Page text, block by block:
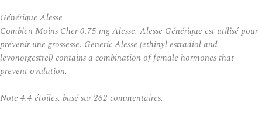
Générique Alesse
Combien Moins Cher 0.75 mg Alesse. Alesse Générique est utilisé pour
prévenir une grossesse. Generic Alesse (ethinyl estradiol and
levonorgestrel) contains a combination of female hormones that
prevent ovulation.
Note 4.4 étoiles, basé sur262 commentaires.